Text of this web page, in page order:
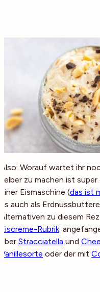
Also: Worauf wartet ihr
selber zu machen ist
einer Eismaschine (das ist
es auch als
Alternativen zu diesem
Eiscreme-Rubrik:
über Stracciatella und
Vanillesorte oder der mit